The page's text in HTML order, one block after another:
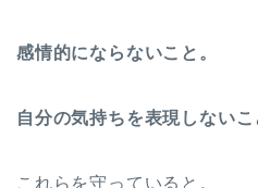
感情的にならないこと。
自分の気持ちを表現しないこ
これらを守っていると。